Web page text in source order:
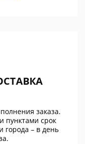
заказа.
пунктами срок
города – в день